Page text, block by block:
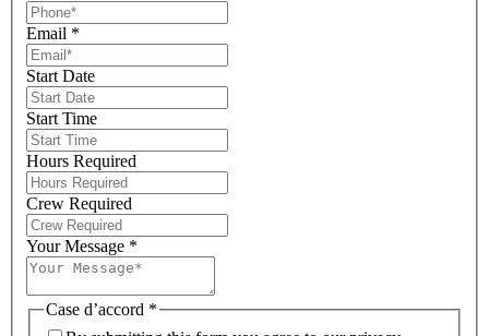
Email *
Start Date
Start Time
Hours Required
Crew Required
Your Message *
Case d’accord *